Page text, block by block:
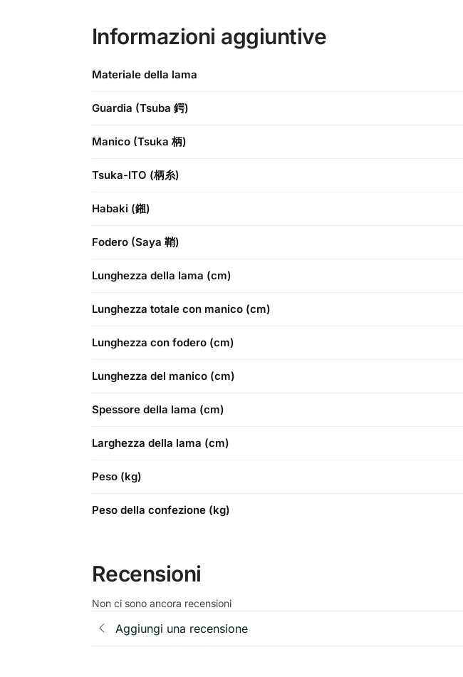
Informazioni aggiuntive
Materiale della lama
Guardia (Tsuba 鍔)
Manico (Tsuka 柄)
Tsuka-ITO (柄糸)
Habaki (鎺)
Fodero (Saya 鞘)
Lunghezza della lama (cm)
Lunghezza totale con manico (cm)
Lunghezza con fodero (cm)
Lunghezza del manico (cm)
Spessore della lama (cm)
Larghezza della lama (cm)
Peso (kg)
Peso della confezione (kg)
Recensioni
Non ci sono ancora recensioni
Aggiungi una recensione